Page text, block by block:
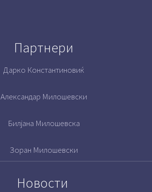
Партнери
Дарко Константиновиќ
Александар Милошевски
Билјана Милошевска
Зоран Милошевски
Новости